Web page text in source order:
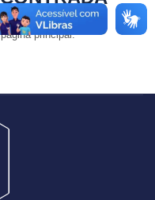
principal.